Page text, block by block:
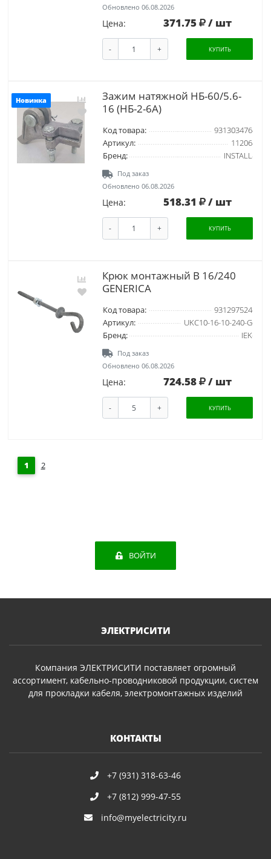
Обновлено 06.08.2026
Цена: 371.75 / шт
- + КУПИТЬ
Новинка
Зажим натяжной НБ-60/5.6-
16 (НБ-2-6А)
Код товара:
931303476
Артикул:
11206
Бренд:
INSTALL
Под заказ
Обновлено 06.08.2026
Цена: 518.31 / шт
- + КУПИТЬ
Крюк монтажный B 16/240
GENERICA
Код товара:
931297524
Артикул:
UKC10-16-10-240-G
Бренд:
IEK
Под заказ
Обновлено 06.08.2026
Цена: 724.58 / шт
- + КУПИТЬ
1 2
ВОЙТИ
ЭЛЕКТРИСИТИ
Компания ЭЛЕКТРИСИТИ поставляет огромный
ассортимент, кабельно-проводниковой продукции, систем
для прокладки кабеля, электромонтажных изделий
КОНТАКТЫ
+7 (931) 318-63-46
+7 (812) 999-47-55
info@myelectricity.ru